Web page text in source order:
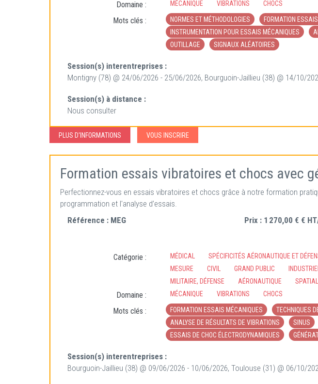
Domaine : MÉCANIQUE VIBRATIONS CHOCS
Mots clés : NORMES ET MÉTHODOLOGIES FORMATION
INSTRUMENTATION POUR ESSAIS MÉCANIQUES
OUTILLAGE
SIGNAUX ALÉATOIRES
Session(s) interentreprises :
Montigny (78) @ 24/06/2026 - 25/06/2026, Bourguoin-Jaillieu (38) @ 14/10/
Session(s) à distance :
Nous consulter
PLUS D'INFORMATIONS VOUS INSCRIRE
Formation essais vibratoires et chocs avec
Perfectionnez-vous en essais vibratoires et chocs grâce à notre formation
programmation et l'analyse d’essais.
Référence : MEG Prix : 1 270,00 € €
Catégorie : MÉDICAL SPÉCIFICITÉS AÉRONAUTIQUE ET
MESURE
CIVIL GRAND PUBLIC
MILITAIRE, DÉFENSE
AÉRONAUTIQUE SPATIAL
Domaine : MÉCANIQUE VIBRATIONS CHOCS
Mots clés : FORMATION ESSAIS MÉCANIQUES TECHNIQUES
ANALYSE DE RÉSULTATS DE VIBRATIONS
SINUS
ESSAIS DE CHOC ÉLECTRODYNAMIQUES
Session(s) interentreprises :
Bourguoin-Jaillieu (38) @ 09/06/2026 - 10/06/2026, Toulouse (31) @ 06/10/